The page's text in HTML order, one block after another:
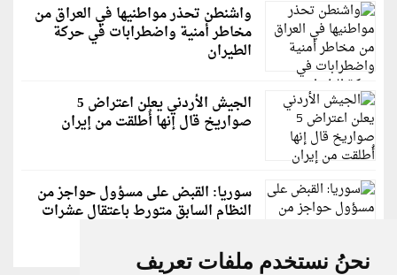
نحنُ نستخدم ملفات تعريف
واشنطن تحذر مواطنيها في العراق من
مخاطر أمنية واضطرابات في حركة
الطيران
الجيش الأردني يعلن اعتراض 5
صواريخ قال إنها أُطلقت من إيران
سوريا: القبض على مسؤول حواجز من
النظام السابق متورط باعتقال عشرات